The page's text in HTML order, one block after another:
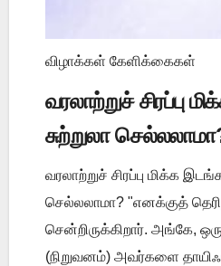
விழாக்கள் கேளிக்கைகள்
வரலாற்றுச் சிரப்பு
சுற்றுலா
வரலாற்றுச் சிரப்பு மிக்க
செல்லலாமா? "எனக்குத்
சென்றிருக்கிறார். அங்கே,
(நிறுவனம்) அவர்களை